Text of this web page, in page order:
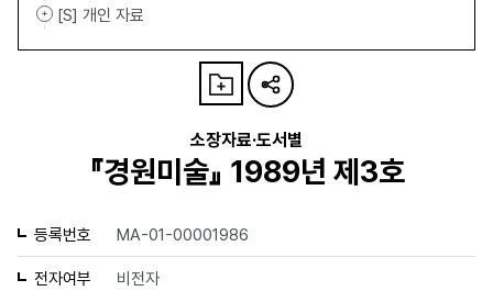
[S] 개인 자료
소장자료·도서별
『경원미술』 1989년 제3호
등록번호 MA-01-00001986
전자여부 비전자